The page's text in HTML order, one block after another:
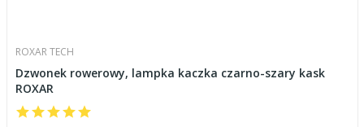
ROXAR TECH
Dzwonek rowerowy, lampka kaczka czarno-szary kask
ROXAR